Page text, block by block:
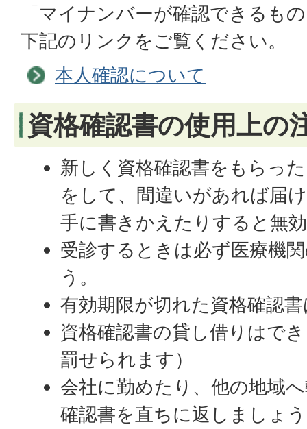
「マイナンバーが確認できるも
下記のリンクをご覧ください。
本人確認について
資格確認書の使用上の
新しく資格確認書をもらっ
をして、間違いがあれば届
手に書きかえたりすると無
受診するときは必ず医療機
う。
有効期限が切れた資格確認
資格確認書の貸し借りはで
罰せられます）
会社に勤めたり、他の地域
確認書を直ちに返しましょ